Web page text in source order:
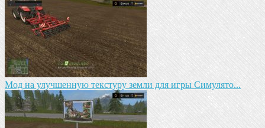
Мод на улучшенную текстуру земли для игры Симулято...